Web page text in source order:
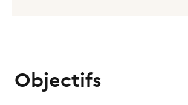
Objectifs